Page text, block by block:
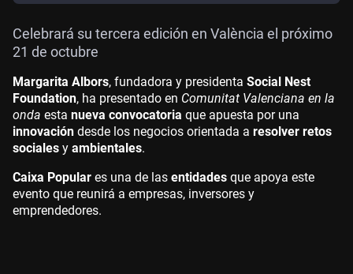
Celebrará su tercera edición en València el próximo
21 de octubre
Margarita Albors, fundadora y presidenta Social Nest
Foundation, ha presentado en Comunitat Valenciana en la
onda esta nueva convocatoria que apuesta por una
innovación desde los negocios orientada a resolver retos
sociales y ambientales.
Caixa Popular es una de las entidades que apoya este
evento que reunirá a empresas, inversores y
emprendedores.